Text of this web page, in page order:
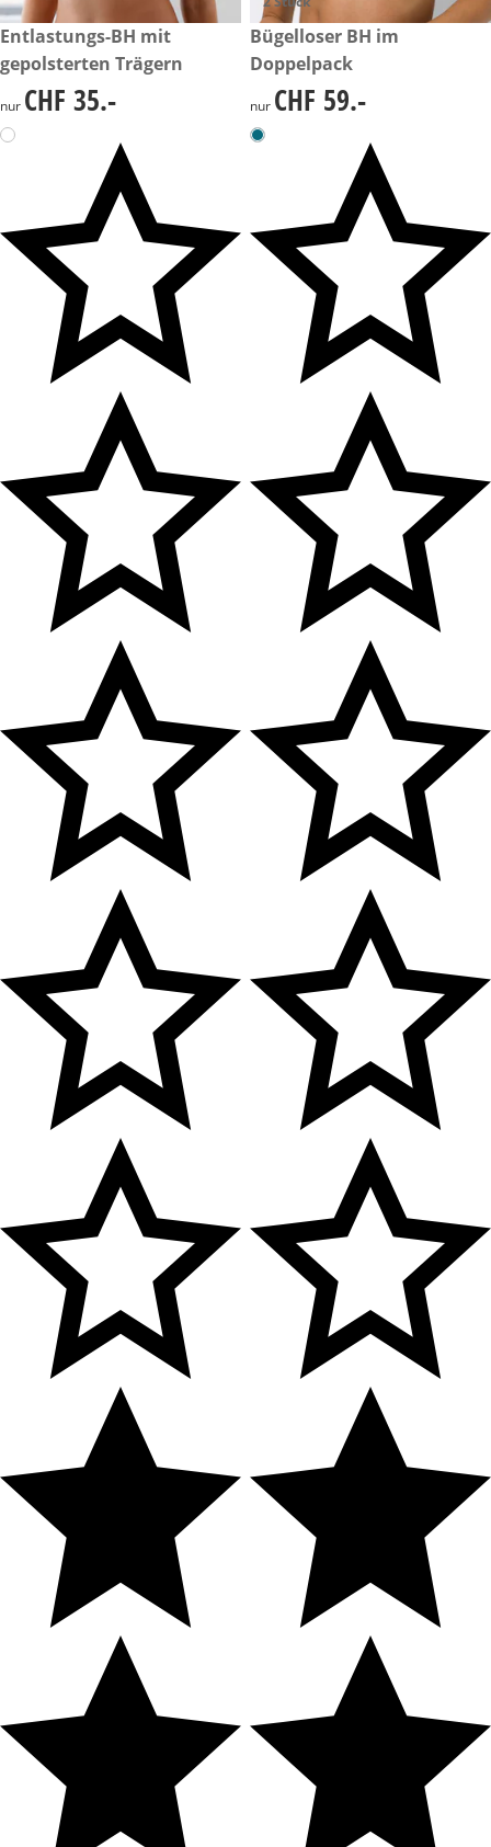
CHF 35.-
Entlastungs-BH mit
gepolsterten Trägern
CHF 35.-
nur CHF 35.-
CHF 59.-
Bügelloser BH im
Doppelpack
CHF 59.-
nur CHF 59.-